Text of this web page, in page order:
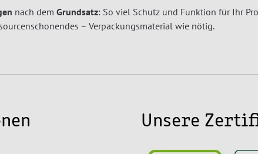
nach dem Grundsatz: So viel Schutz und Funktion für Ihr
– Verpackungsmaterial wie nötig.
Unsere